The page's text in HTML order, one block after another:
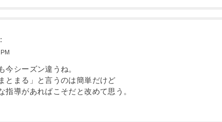
今シーズン違うね。
とまる」と言うのは簡単だけど
指導があればこそだと改めて思う。